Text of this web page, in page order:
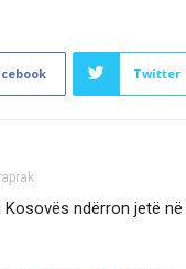
Twitter
Kosovës ndërron jetë